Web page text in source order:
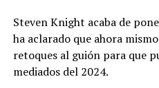
Steven Knight acaba de
ha aclarado que ahora
retoques al guión para que
mediados del 2024.